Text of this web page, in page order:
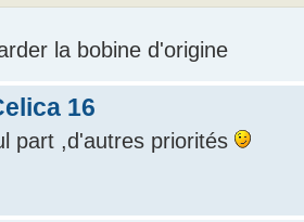
la bobine d'origine
16
part ,d'autres priorités